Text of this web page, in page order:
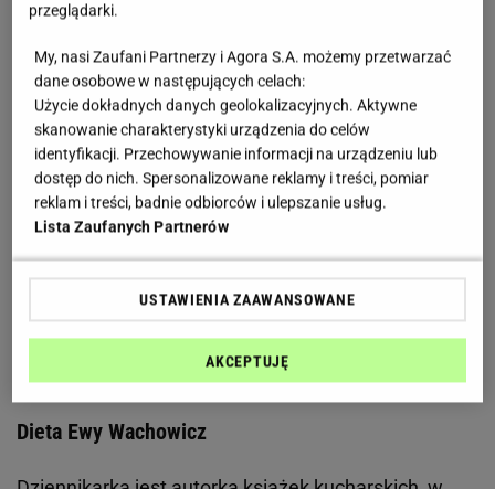
Jak wygląda trening Ewy Wachowicz?
Na instastories dziennikarki oraz klubufitness , gdzie
trenuje można zobaczyć, jakie ćwiczenia wykonuje
gwiazda. Wachowicz do treningu
działają na mięśnienógi rąk oraz poszczególne
brzucha. Oprócz intensywnych
treningów na siłowni Wachowicz uwielbia jeździć na
Dieta Ewy Wachowicz
przeglądarki.
My, nasi Zaufani Partnerzy i Agora S.A. możemy przetwarzać
dane osobowe w następujących celach:
Użycie dokładnych danych geolokalizacyjnych. Aktywne
skanowanie charakterystyki urządzenia do celów
identyfikacji. Przechowywanie informacji na urządzeniu lub
dostęp do nich. Spersonalizowane reklamy i treści, pomiar
reklam i treści, badnie odbiorców i ulepszanie usług.
Lista Zaufanych Partnerów
USTAWIENIA ZAAWANSOWANE
AKCEPTUJĘ